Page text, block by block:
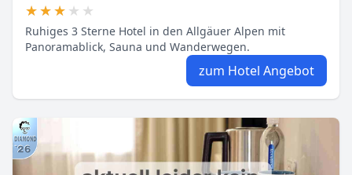
★★★★★
★★★★★
Ruhiges 3 Sterne Hotel in den Allgäuer Alpen mit
Panoramablick, Sauna und Wanderwegen.
zum Hotel Angebot